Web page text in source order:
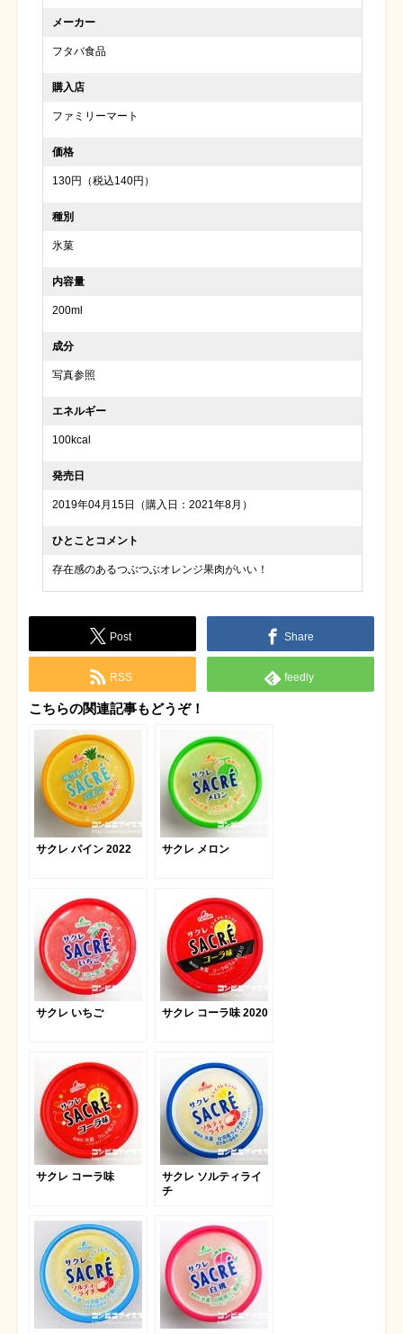
メーカー
フタバ食品
購入店
ファミリーマート
価格
130円（税込140円）
種別
氷菓
内容量
200ml
成分
写真参照
エネルギー
100kcal
発売日
2019年04月15日（購入日：2021年8月）
ひとことコメント
存在感のあるつぶつぶオレンジ果肉がいい！
Post Share
RSS feedly
こちらの関連記事もどうぞ！
サクレ パイン 2022 サクレ メロン
サクレ いちご サクレ コーラ味 2020
サクレ コーラ味
サクレ ソルティライ
チ